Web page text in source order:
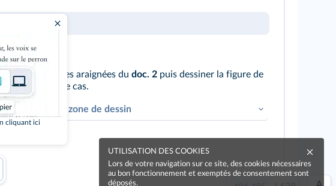
cliquant ici
les araignées du doc. 2 puis dessiner la figure de
dans chaque cas.
accéder à une zone de dessin
UTILISATION DES COOKIES
Lors de votre navigation sur ce site, des cookies nécessaires
au bon fonctionnement et exemptés de consentement sont
déposés.